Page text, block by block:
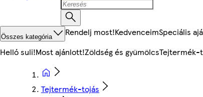
Összes kategória Rendelj most!KedvenceimSpeciális
Helló suli!Most ajánlott!Zöldség és gyümölcsTejtermék-
Tejtermék-tojás